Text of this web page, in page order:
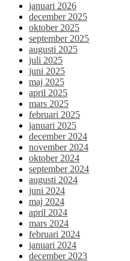
januari 2026
december 2025
oktober 2025
september 2025
augusti 2025
juli 2025
juni 2025
maj 2025
april 2025
mars 2025
februari 2025
januari 2025
december 2024
november 2024
oktober 2024
september 2024
augusti 2024
juni 2024
maj 2024
april 2024
mars 2024
februari 2024
januari 2024
december 2023